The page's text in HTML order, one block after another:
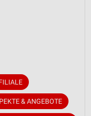
& ANGEBOTE